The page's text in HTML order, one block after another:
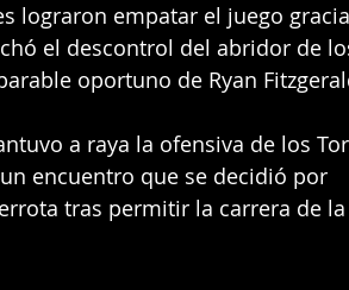
lograron empatar el juego
el descontrol del abridor de
oportuno de Ryan
a raya la ofensiva de los
encuentro que se decidió por
tras permitir la carrera de la